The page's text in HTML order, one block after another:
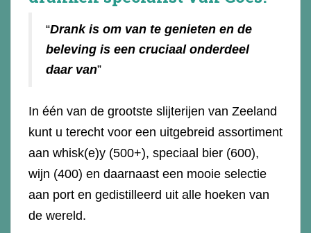
“Drank is om van te genieten en de
beleving is een cruciaal onderdeel
daar van”
In één van de grootste slijterijen van Zeeland
kunt u terecht voor een uitgebreid assortiment
aan whisk(e)y (500+), speciaal bier (600),
wijn (400) en daarnaast een mooie selectie
aan port en gedistilleerd uit alle hoeken van
de wereld.